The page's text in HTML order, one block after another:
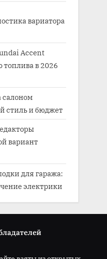
вариатора
Accent
в 2026
салоном
стиль и бюджет
вариант
для гаража:
электрики